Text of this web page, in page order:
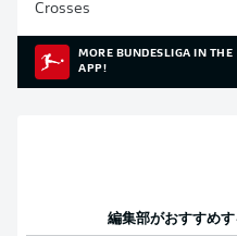
Crosses
MORE BUNDESLIGA IN THE
APP!
編集部がおすすめす